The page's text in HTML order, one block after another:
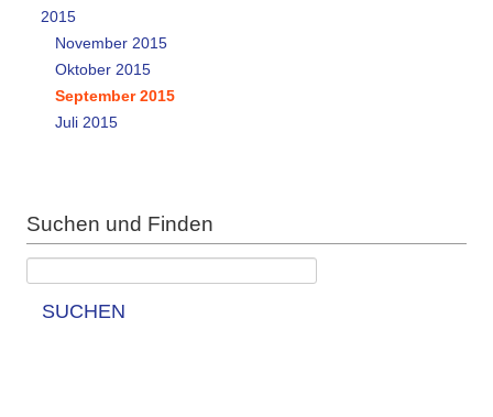
2015
November 2015
Oktober 2015
September 2015
Juli 2015
Suchen und Finden
SUCHEN